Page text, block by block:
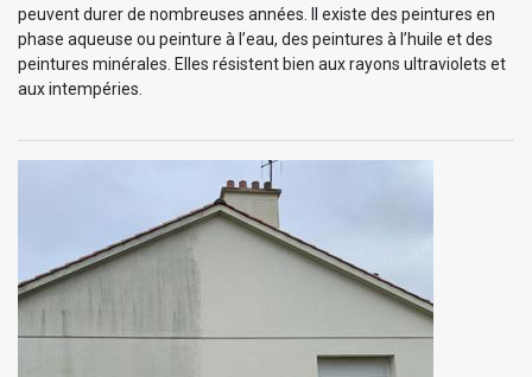
peuvent durer de nombreuses années. Il existe des peintures en
phase aqueuse ou peinture à l’eau, des peintures à l’huile et des
peintures minérales. Elles résistent bien aux rayons ultraviolets et
aux intempéries.